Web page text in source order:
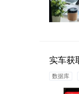
实车获
数据库